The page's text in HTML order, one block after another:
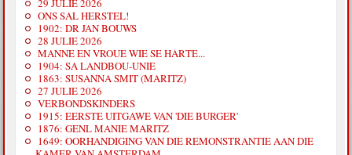
29 JULIE 2026
ONS SAL HERSTEL!
1902: DR JAN BOUWS
28 JULIE 2026
MANNE EN VROUE WIE SE HARTE...
1904: SA LANDBOU-UNIE
1863: SUSANNA SMIT (MARITZ)
27 JULIE 2026
VERBONDSKINDERS
1915: EERSTE UITGAWE VAN 'DIE BURGER'
1876: GENL MANIE MARITZ
1649: OORHANDIGING VAN DIE REMONSTRANTIE AAN DIE